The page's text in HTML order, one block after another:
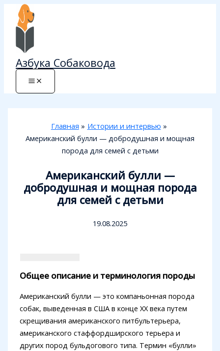
Перейти
содержимому
Азбука Собаковода
Главная
Истории и интервью
Американский булли — добродушная и мощная
порода для семей с детьми
Американский булли —
добродушная и мощная порода
для семей с детьми
19.08.2025
Общее описание и терминология породы
Американский булли — это компаньонная порода
собак, выведенная в США в конце XX века путем
скрещивания американского питбультерьера,
американского стаффордширского терьера и
других пород бульдогового типа. Термин «булли»